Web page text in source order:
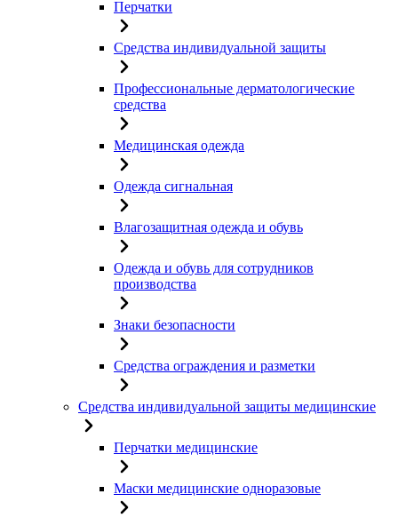
Перчатки
Средства индивидуальной защиты
Профессиональные дерматологические
средства
Медицинская одежда
Одежда сигнальная
Влагозащитная одежда и обувь
Одежда и обувь для сотрудников
производства
Знаки безопасности
Средства ограждения и разметки
Средства индивидуальной защиты медицинские
Перчатки медицинские
Маски медицинские одноразовые